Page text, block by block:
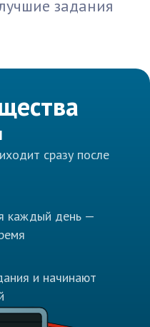
задания
сразу после
каждый день —
и начинают